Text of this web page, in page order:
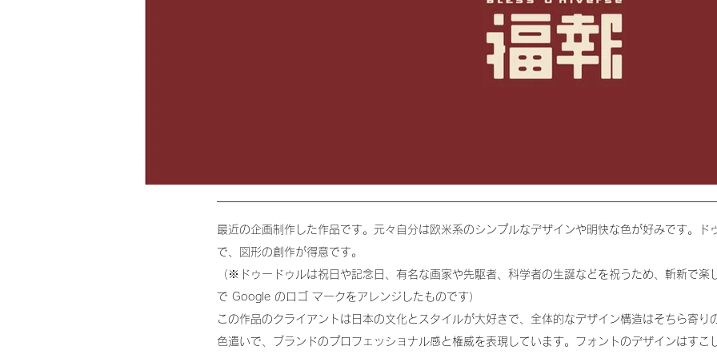
最近の企画制作した作品です。元々自分は欧米系のシンプルなデザインや明快な色が好みです。ド
で、図形の創作が得意です。
（※ドゥードゥルは祝日や記念日、有名な画家や先駆者、科学者の生誕などを祝うため、斬新で楽
で Google のロゴ マークをアレンジしたものです）
この作品のクライアントは日本の文化とスタイルが大好きで、全体的なデザイン構造はそちら寄り
色遣いで、ブランドのプロフェッショナル感と権威を表現しています。フォントのデザインはすこ